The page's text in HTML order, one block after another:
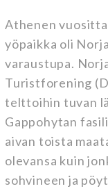
Athenen
yöpaikka oli
varaustupa.
Turistforening
telttoihin tuvan
Gappohytan
aivan toista
olevansa kuin
sohvineen ja